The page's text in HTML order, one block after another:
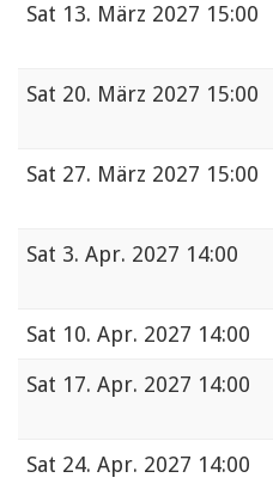
Sat 13. März 2027 15:00
Sat 20. März 2027 15:00
Sat 27. März 2027 15:00
Sat 3. Apr. 2027 14:00
Sat 10. Apr. 2027 14:00
Sat 17. Apr. 2027 14:00
Sat 24. Apr. 2027 14:00